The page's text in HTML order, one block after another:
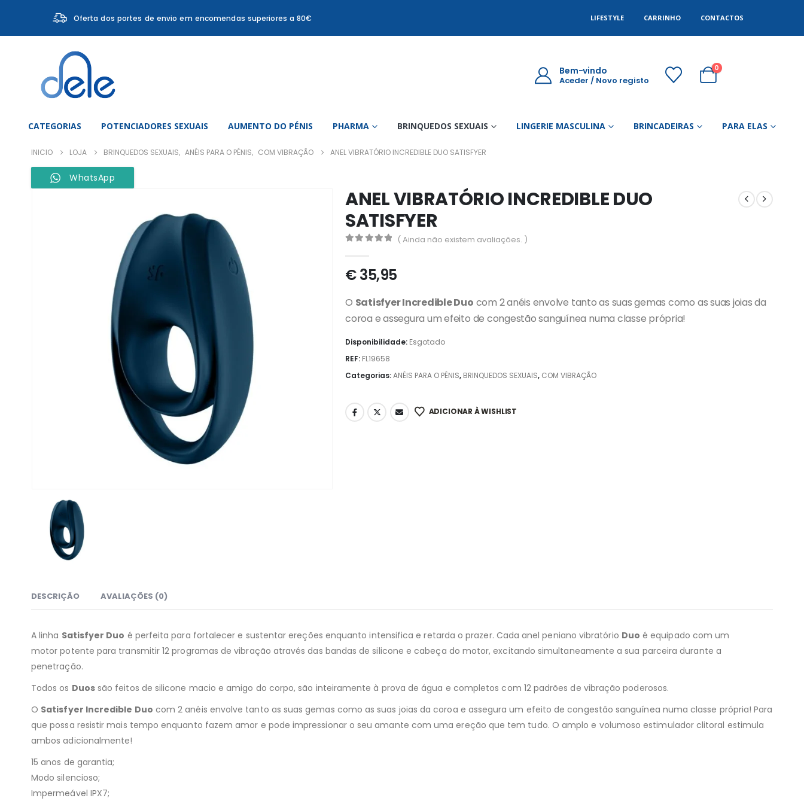
Oferta dos portes de envio em encomendas superiores a 80€ LIFESTYLE CARRINHO CONTACTOS
Bem-vindo
Aceder / Novo registo
0
CATEGORIAS POTENCIADORES SEXUAIS AUMENTO DO PÉNIS PHARMA BRINQUEDOS SEXUAIS LINGERIE MASCULINA BRINCADEIRAS PARA ELAS
INICIO LOJA BRINQUEDOS SEXUAIS, ANÉIS PARA O PÉNIS, COM VIBRAÇÃO ANEL VIBRATÓRIO INCREDIBLE DUO SATISFYER
WhatsApp
ANEL VIBRATÓRIO INCREDIBLE DUO
SATISFYER
( Ainda não existem avaliações. )
€35,95
O Satisfyer Incredible Duo com 2 anéis envolve tanto as suas gemas como as suas joias da
coroa e assegura um efeito de congestão sanguínea numa classe própria!
Disponibilidade: Esgotado
REF: FL19658
Categorias:ANÉIS PARA O PÉNIS, BRINQUEDOS SEXUAIS, COM VIBRAÇÃO
ADICIONAR À WISHLIST
DESCRIÇÃO AVALIAÇÕES (0)
A linha Satisfyer Duo é perfeita para fortalecer e sustentar ereções enquanto intensifica e retarda o prazer. Cada anel peniano vibratório Duo é equipado com um
motor potente para transmitir 12 programas de vibração através das bandas de silicone e cabeça do motor, excitando simultaneamente a sua parceira durante a
penetração.
Todos os Duossão feitos de silicone macio e amigo do corpo, são inteiramente à prova de água e completos com 12 padrões de vibração poderosos.
O Satisfyer Incredible Duo com 2 anéis envolve tanto as suas gemas como as suas joias da coroa e assegura um efeito de congestão sanguínea numa classe própria! Para
que possa resistir mais tempo enquanto fazem amor e pode impressionar o seu amante com uma ereção que tem tudo. O amplo e volumoso estimulador clitoral estimula
ambos adicionalmente!
15 anos de garantia;
Modo silencioso;
Impermeável IPX7;